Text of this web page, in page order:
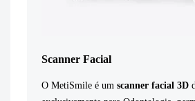
Scanner Facial
O MetiSmile é um scanner facial 3D